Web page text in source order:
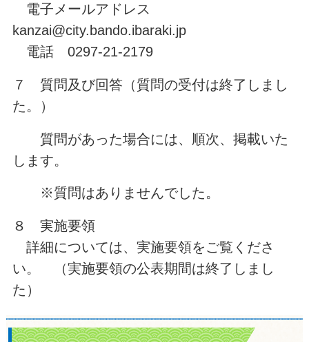
電子メールアドレス
kanzai@city.bando.ibaraki.jp
電話 0297-21-2179
７ 質問及び回答（質問の受付は終了しまし
た。）
質問があった場合には、順次、掲載いた
します。
※質問はありませんでした。
８ 実施要領
詳細については、実施要領をご覧くださ
い。 （実施要領の公表期間は終了しまし
た）